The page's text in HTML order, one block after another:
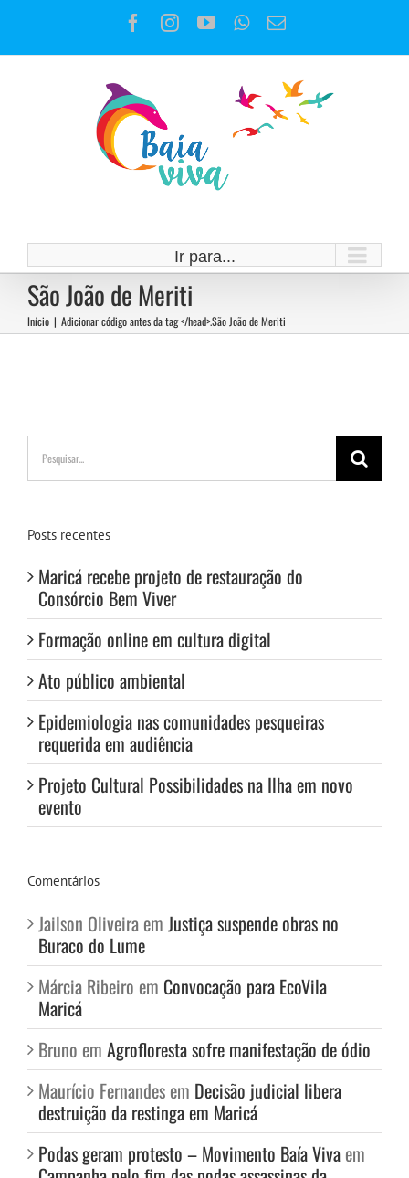
o
Facebook
Instagram
YouTubeWhatsApp
E-
Ir para...
São João de Meriti
Início | Adicionar código antes da tag </head>.São João de Meriti
Buscar
resultados
para:
Posts recentes
Maricá recebe projeto de restauração do
Consórcio Bem Viver
Formação online em cultura digital
Ato público ambiental
Epidemiologia nas comunidades pesqueiras
requerida em audiência
Projeto Cultural Possibilidades na Ilha em novo
evento
Comentários
Jailson Oliveira em Justiça suspende obras no
Buraco do Lume
Márcia Ribeiro em Convocação para EcoVila
Maricá
Bruno em Agrofloresta sofre manifestação de ódio
Maurício Fernandes em Decisão judicial libera
destruição da restinga em Maricá
Podas geram protesto – Movimento Baía Viva em